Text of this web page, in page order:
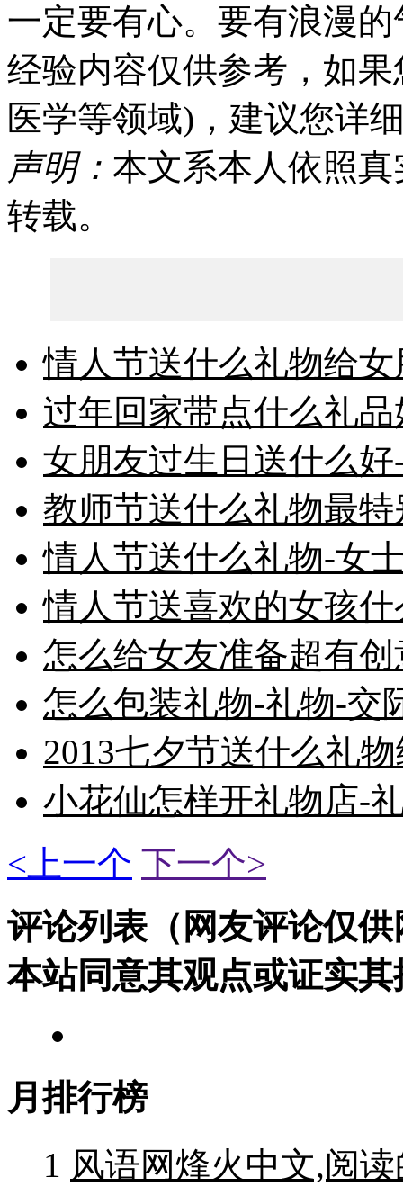
一定要有心。要有浪漫
经验内容仅供参考，如
医学等领域)，建议您详
声明： 本文系本人依照
转载。
情人节送什么礼物给
过年回家带点什么礼
女朋友过生日送什么
教师节送什么礼物最
情人节送什么礼物-女
情人节送喜欢的女孩
怎么给女友准备超有
怎么包装礼物-礼物-交
2013七夕节送什么礼
小花仙怎样开礼物店-
<上一个 下一个>
评论列表（网友评论仅
本站同意其观点或证实其
月排行榜
1 风语网烽火中文,阅